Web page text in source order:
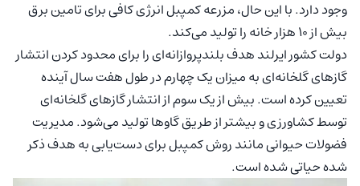
وجود دارد. با این حال، مزرعه کمپبل انرژی کافی برای تامین برق
بیش از 10 هزار خانه را تولید می‌کند.
دولت کشور ایرلند هدف بلندپروازانه‌ای را برای محدود کردن انتشار
گازهای گلخانه‌ای به میزان یک چهارم در طول هفت سال آینده
تعیین کرده است. بیش از یک سوم از انتشار گازهای گلخانه‌ای
توسط کشاورزی و بیشتر از طریق گاوها تولید می‌شود. مدیریت
فضولات حیوانی مانند روش کمپبل برای دست‌یابی به هدف ذکر
شده حیاتی شده است.